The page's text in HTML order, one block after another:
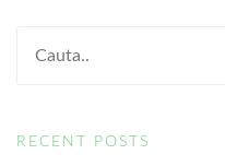
RECENT POSTS